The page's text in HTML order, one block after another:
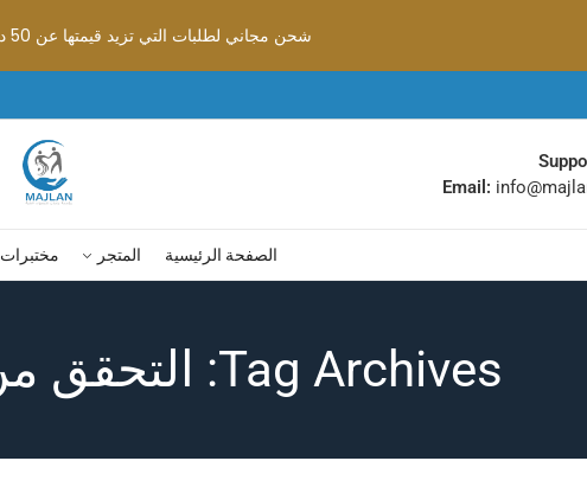
شحن مجاني لطلبات التي تزيد قيمتها عن 50 دينار أردني
Email:
الصفحة الرئيسية المتجر مختبرات
Tag Archives: التحقق من أداء أجهزة المختبر